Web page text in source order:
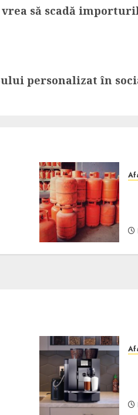
să scadă
personalizat în